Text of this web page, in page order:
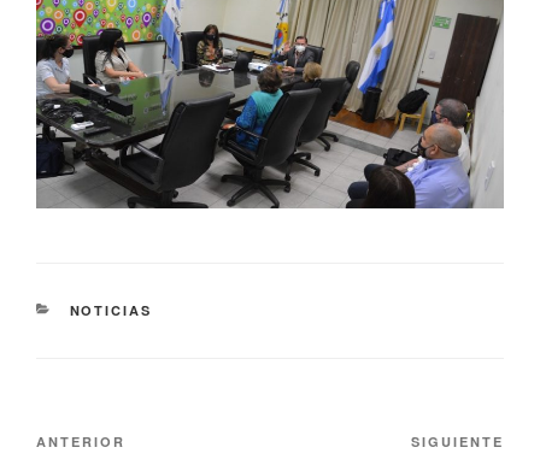
NOTICIAS
ANTERIOR SIGUIENTE